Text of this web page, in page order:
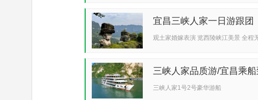
宜昌三峡人家一日游跟团
观土家婚嫁表演 览西陵峡江美景 全程
三峡人家品质游/宜昌乘
西...三峡人家1号2号豪华游船